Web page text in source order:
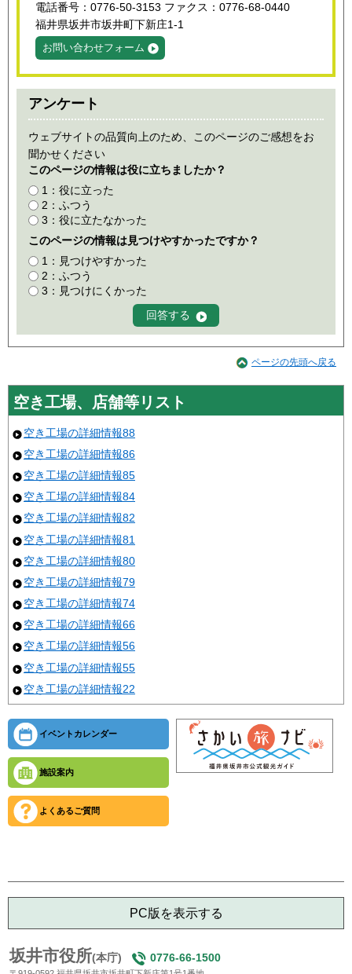
電話番号：0776-50-3153 ファクス：0776-68-0440
福井県坂井市坂井町下新庄1-1
お問い合わせフォーム
アンケート
ウェブサイトの品質向上のため、このページのご感想をお
聞かせください
このページの情報は役に立ちましたか？
1：役に立った
2：ふつう
3：役に立たなかった
このページの情報は見つけやすかったですか？
1：見つけやすかった
2：ふつう
3：見つけにくかった
ページの先頭へ戻る
空き工場、店舗等リスト
空き工場の詳細情報88
空き工場の詳細情報86
空き工場の詳細情報85
空き工場の詳細情報84
空き工場の詳細情報82
空き工場の詳細情報81
空き工場の詳細情報80
空き工場の詳細情報79
空き工場の詳細情報74
空き工場の詳細情報66
空き工場の詳細情報56
空き工場の詳細情報55
空き工場の詳細情報22
イベントカレンダー
施設案内
よくあるご質問
PC版を表示する
坂井市役所(本庁) 0776-66-1500